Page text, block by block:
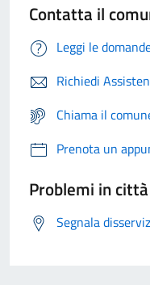
Contatta il
Leggi le
Richiedi
Chiama il
Prenota un
Problemi in città
Segnala